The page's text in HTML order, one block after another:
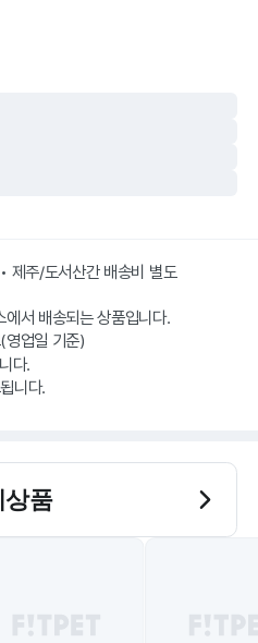
제주/도서산간 배송비 별도
서 배송되는 상품입니다.
영업일 기준)
다.
상품